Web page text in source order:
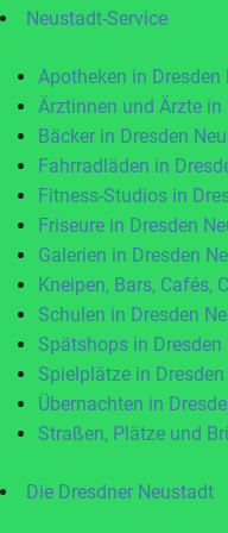
Neustadt-Service
Apotheken in Dresden
Ärztinnen und Ärzte
Bäcker in Dresden
Fahrradläden in
Fitness-Studios in
Friseure in Dresden
Galerien in Dresden
Kneipen, Bars, Cafés,
Schulen in Dresden
Spätshops in
Spielplätze in
Übernachten in
Straßen, Plätze und
Die Dresdner Neustadt